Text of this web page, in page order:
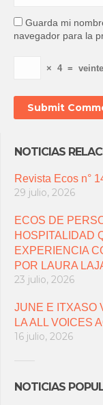
Guarda mi
navegador para la
× 4 =
NOTICIAS
Revista Ecos n°
29 julio, 2026
ECOS DE
HOSPITALIDAD
EXPERIENCIA
POR LAURA
23 julio, 2026
JUNE E ITXASO
LA ALL VOICES
16 julio, 2026
NOTICIAS